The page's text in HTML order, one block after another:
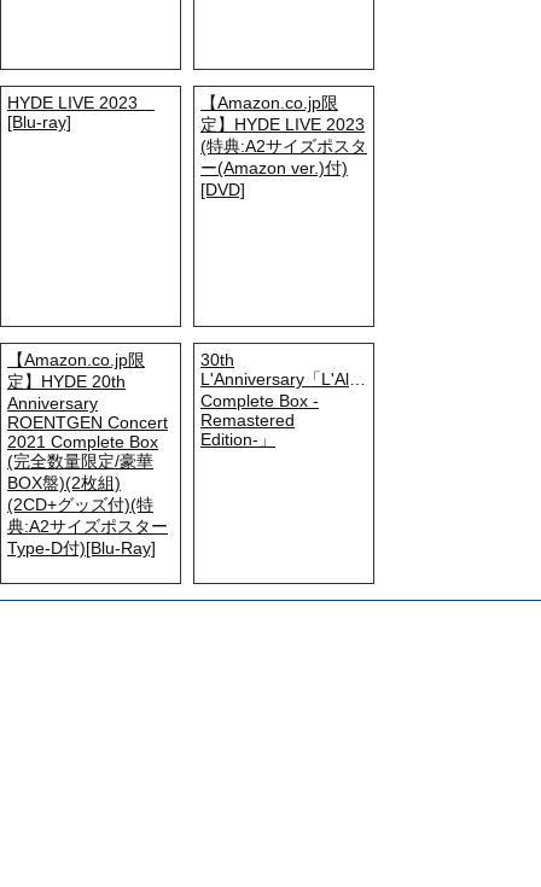
HYDE LIVE 2023
[Blu-ray]
【Amazon.co.jp限
定】HYDE LIVE 2023
(特典:A2サイズポスタ
ー(Amazon ver.)付)
[DVD]
【Amazon.co.jp限
定】HYDE 20th
Anniversary
ROENTGEN Concert
2021 Complete Box
(完全数量限定/豪華
BOX盤)(2枚組)
(2CD+グッズ付)(特
典:A2サイズポスター
Type-D付)[Blu-Ray]
30th
L'Anniversary「L'Album
Complete Box -
Remastered
Edition-」